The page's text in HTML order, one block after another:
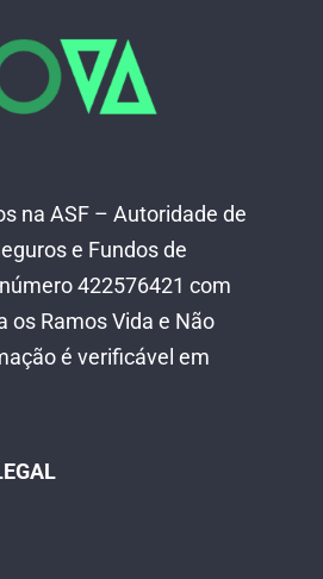
na ASF – Autoridade de
e Fundos de
422576421 com
os Ramos Vida e Não
é verificável em